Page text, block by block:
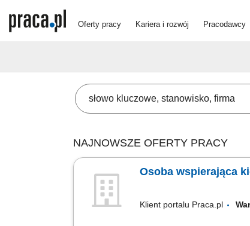
Oferty pracy Kariera i rozwój Pracodawcy
NAJNOWSZE OFERTY PRACY
Osoba wspierająca
Klient portalu Praca.pl